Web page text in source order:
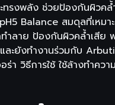
ทรงพลัง ช่วยป้องกันผิวคล้
Balance สมดุลที่เหมา
ทำลาย ป้องกันผิวคล้ำเสีย
ละยังทำงานร่วมกับ
ร่า วิธีการใช้ ใช้ล้างทำคว